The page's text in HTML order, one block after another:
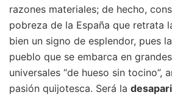
razones materiales; de hecho,
pobreza de la España que retrata
bien un signo de esplendor, pues
pueblo que se embarca en
universales “de hueso sin tocino”,
pasión quijotesca. Será la